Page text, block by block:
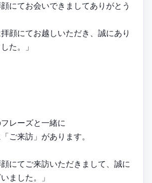
にてお会いできましてありがとう
顔にてお越しいただき、誠にあり
た。」
フレーズと一緒に
ご来訪」があります。
顔にてご来訪いただきまして、誠に
ました。」